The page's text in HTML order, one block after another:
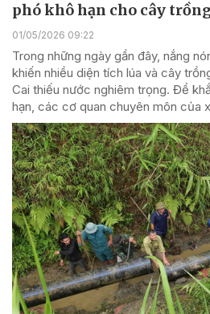
phó khô hạn cho cây
01/05/2026 09:22
Trong những ngày gần đây, nắng
khiến nhiều diện tích lúa và cây
Cai thiếu nước nghiêm trọng. Để
hạn, các cơ quan chuyên môn của